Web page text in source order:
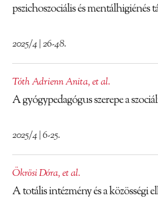
pszichoszociális és mentálhigiénés
2025/4 | 26-48.
Tóth Adrienn Anita,et al.
A gyógypedagógus szerepe a
2025/4 | 6-25.
Ökrösi Dóra,et al.
A totális intézmény és a közösségi